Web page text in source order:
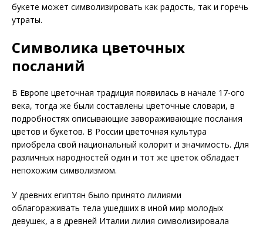
букете может символизировать как радость, так и горечь
утраты.
Символика цветочных
посланий
В Европе цветочная традиция появилась в начале 17-ого
века, тогда же были составлены цветочные словари, в
подробностях описывающие завораживающие послания
цветов и букетов. В России цветочная культура
приобрела свой национальный колорит и значимость. Для
различных народностей один и тот же цветок обладает
непохожим символизмом.
У древних египтян было принято лилиями
облагораживать тела ушедших в иной мир молодых
девушек, а в древней Италии лилия символизировала